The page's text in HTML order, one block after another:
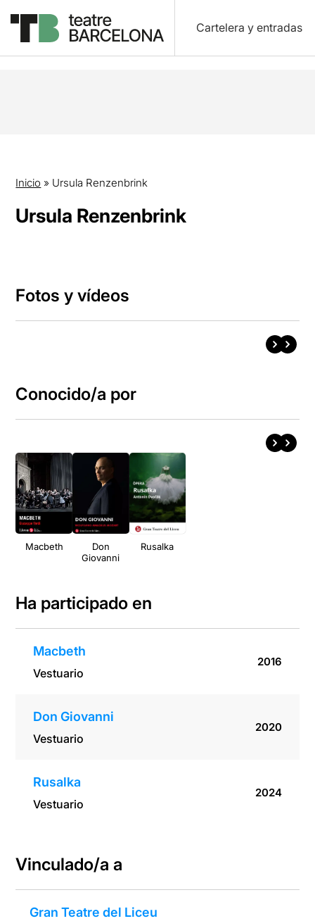
Cartelera y entradas
Inicio » Ursula Renzenbrink
Ursula Renzenbrink
Fotos y vídeos
Conocido/a por
Macbeth
Don
Giovanni
Rusalka
Ha participado en
Macbeth
Vestuario
2016
Don Giovanni
Vestuario
2020
Rusalka
Vestuario
2024
Vinculado/a a
Gran Teatre del Liceu